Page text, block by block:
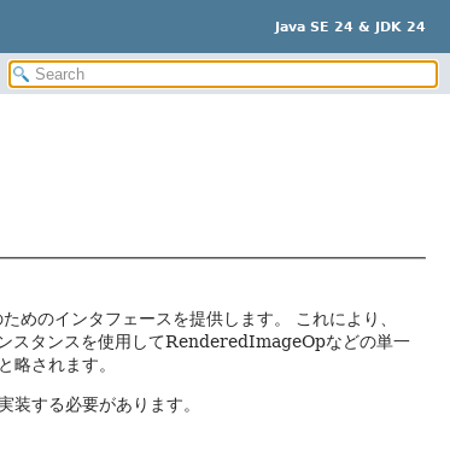
Java SE 24 & JDK 24
のインタフェースを提供します。
これにより、
タンスを使用してRenderedImageOpなどの単一
されます。
する必要があります。